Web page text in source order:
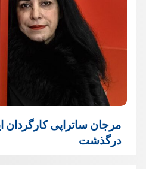
مرجان ساتراپی کارگردان
درگذشت